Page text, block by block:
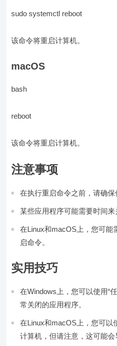
sudo systemctl reboot
该命令将重启计算机。
macOS
bash
reboot
该命令将重启计算机。
注意事项
在执行重启命令之前，请确保
某些应用程序可能需要时间来
在Linux和macOS上，您可能
启命令。
实用技巧
在Windows上，您可以使用“
常关闭的应用程序。
在Linux和macOS上，您可以
计算机，但请注意，这可能会